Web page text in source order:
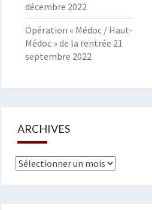
décembre 2022
Opération « Médoc / Haut-
Médoc » de la rentrée 21
septembre 2022
ARCHIVES
Archives